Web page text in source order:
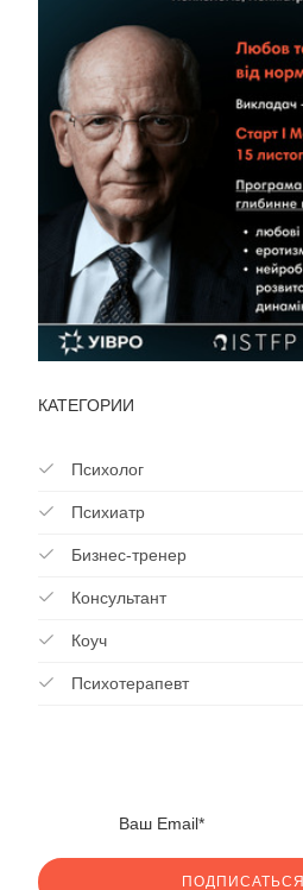
КАТЕГОРИИ
Психолог
Психиатр
Бизнес-тренер
Консультант
Коуч
Психотерапевт
ПОДПИСАТЬСЯ